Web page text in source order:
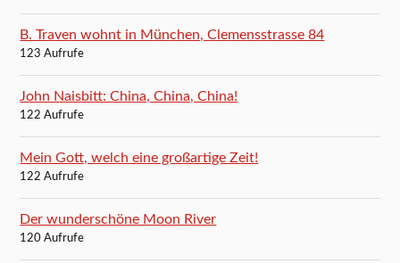
B. Traven wohnt in München, Clemensstrasse 84
123 Aufrufe
John Naisbitt: China, China, China!
122 Aufrufe
Mein Gott, welch eine großartige Zeit!
122 Aufrufe
Der wunderschöne Moon River
120 Aufrufe